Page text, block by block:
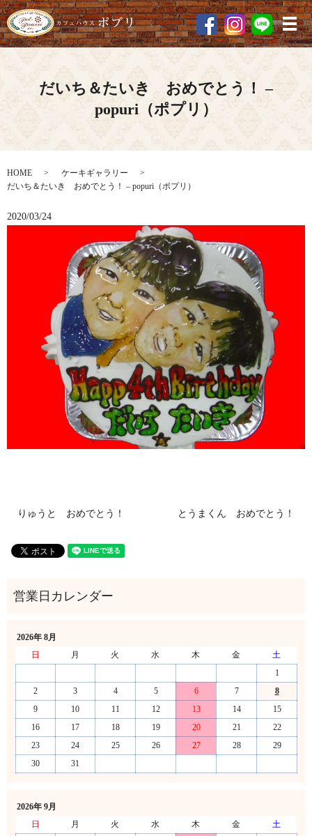
メ
だいち＆たいき おめでとう！ –
popuri（ポプリ）
HOME
ケーキギャラリー
だいち＆たいき おめでとう！ – popuri（ポプリ）
2020/03/24
りゅうと おめでとう！ とうまくん おめでとう！
2026年 8月
日
月 火 水 木 金
土
1
2
3 4 5 6 7
8
9
10 11 12 13 14
15
16
17 18 19 20 21
22
23
24 25 26 27 28
29
30
31
2026年 9月
日
月 火 水 木 金
土